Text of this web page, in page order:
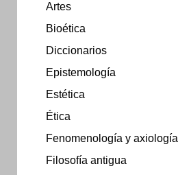
Artes
Bioética
Diccionarios
Epistemología
Estética
Ética
Fenomenología y axiología
Filosofía antigua